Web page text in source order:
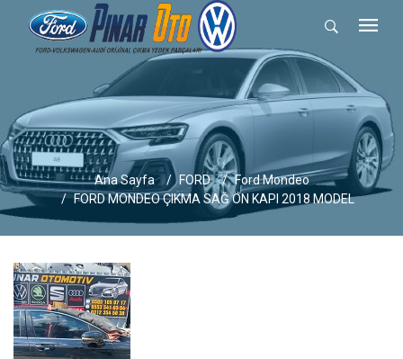
Ana Sayfa FORD
Ford Mondeo
FORD MONDEO ÇIKMA SAĞ ÖN KAPI 2018 MODEL